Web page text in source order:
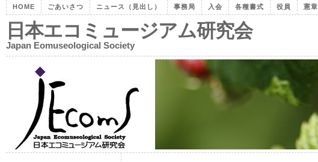
HOME ごあいさつ ニュース（見出し） 事務局 入会 各種書式 役員 憲章
日本エコミュージアム研究会
Japan Eomuseological Society